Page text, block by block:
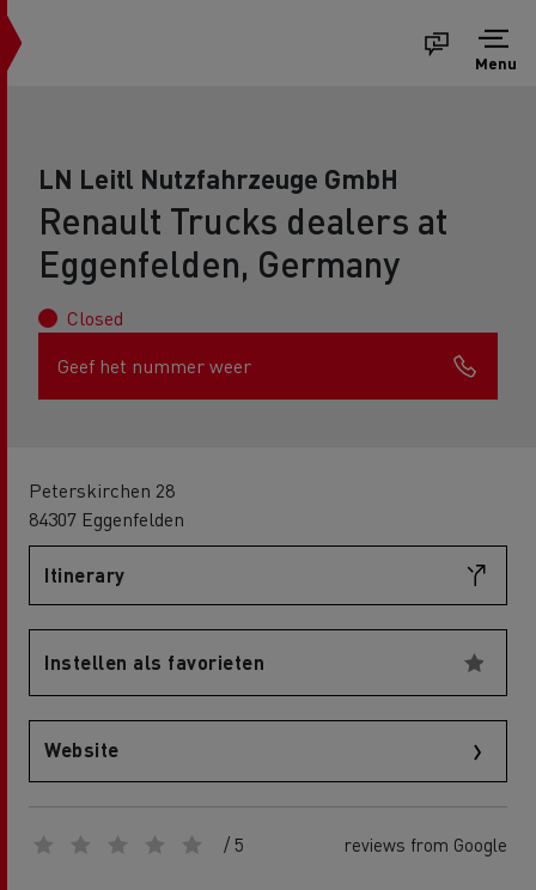
Menu
LN Leitl Nutzfahrzeuge GmbH
Renault Trucks dealers at
Eggenfelden, Germany
Closed
Geef het nummer weer
Peterskirchen 28
84307 Eggenfelden
Itinerary
Instellen als favorieten
Website
/ 5 reviews from Google